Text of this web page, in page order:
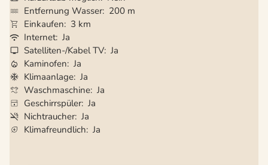
Entfernung Wasser 200 m
Einkaufen
3 km
Internet Ja
Satelliten-/Kabel TV Ja
Kaminofen Ja
Klimaanlage Ja
Waschmaschine Ja
Geschirrspüler Ja
Nichtraucher Ja
Klimafreundlich Ja